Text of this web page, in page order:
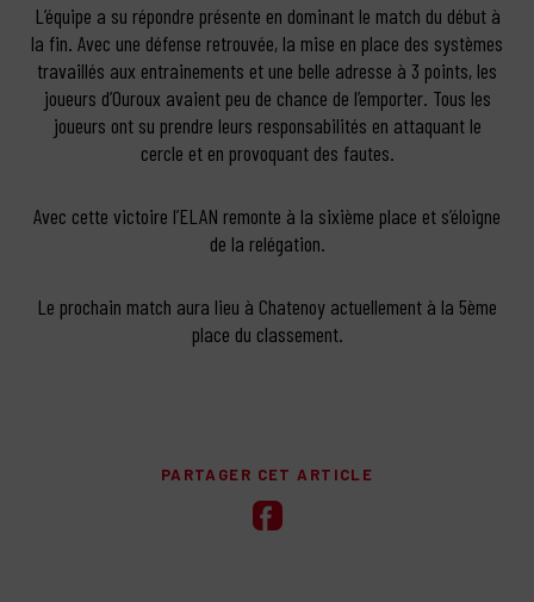
L’équipe a su répondre présente en dominant le match du début à
la fin. Avec une défense retrouvée, la mise en place des systèmes
travaillés aux entrainements et une belle adresse à 3 points, les
joueurs d’Ouroux avaient peu de chance de l’emporter. Tous les
joueurs ont su prendre leurs responsabilités en attaquant le
cercle et en provoquant des fautes.
Avec cette victoire l’ELAN remonte à la sixième place et s’éloigne
de la relégation.
Le prochain match aura lieu à Chatenoy actuellement à la 5ème
place du classement.
PARTAGER CET ARTICLE